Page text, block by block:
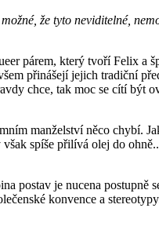
že tyto neviditelné,
párem, který tvoří Felix a
přinášejí jejich tradiční
chce, tak moc se cítí být
manželství něco chybí.
spíše přilívá olej do
postav je nucena postupně
konvence a